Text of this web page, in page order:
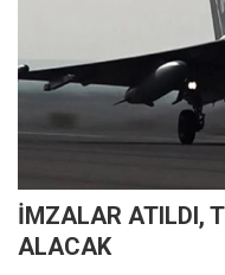
İMZALAR ATILDI,
ALACAK